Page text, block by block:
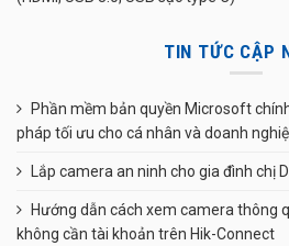
TIN TỨC CẬP
Phần mềm bản quyền Microsoft
pháp tối ưu cho cá nhân và doanh
Lắp camera an ninh cho gia đình chị
Hướng dẫn cách xem camera thông
không cần tài khoản trên Hik-Connect